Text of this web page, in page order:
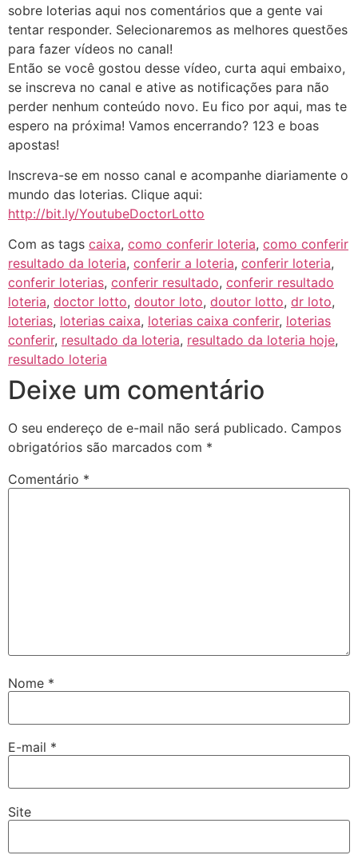
sobre loterias aqui nos comentários que a gente vai
tentar responder. Selecionaremos as melhores questões
para fazer vídeos no canal!
Então se você gostou desse vídeo, curta aqui embaixo,
se inscreva no canal e ative as notificações para não
perder nenhum conteúdo novo. Eu fico por aqui, mas te
espero na próxima! Vamos encerrando? 123 e boas
apostas!
Inscreva-se em nosso canal e acompanhe diariamente o
mundo das loterias. Clique aqui:
http://bit.ly/YoutubeDoctorLotto
Com as tags caixa, como conferir loteria, como conferir
resultado da loteria, conferir a loteria, conferir loteria,
conferir loterias, conferir resultado, conferir resultado
loteria, doctor lotto, doutor loto, doutor lotto, dr loto,
loterias, loterias caixa, loterias caixa conferir, loterias
conferir, resultado da loteria, resultado da loteria hoje,
resultado loteria
Deixe um comentário
O seu endereço de e-mail não será publicado. Campos
obrigatórios são marcados com *
Comentário *
Nome *
E-mail *
Site